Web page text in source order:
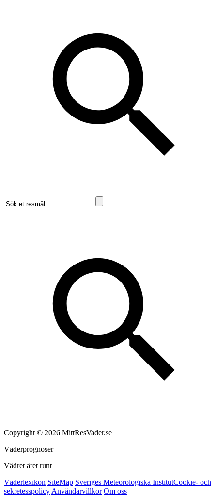
Copyright © 2026 MittResVader.se
Väderprognoser
Vädret året runt
Väderlexikon SiteMap Sveriges Meteorologiska InstitutCookie- och
sekretesspolicy Användarvillkor Om oss